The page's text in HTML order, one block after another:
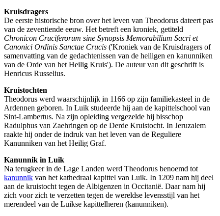
Kruisdragers
De eerste historische bron over het leven van Theodorus dateert pas
van de zeventiende eeuw. Het betreft een kroniek, getiteld
Chronicon Cruciferorum sine Synopsis Memorabilium Sacri et
Canonici Ordinis Sanctae Crucis ('Kroniek van de Kruisdragers of
samenvatting van de gedachtenissen van de heiligen en kanunniken
van de Orde van het Heilig Kruis'). De auteur van dit geschrift is
Henricus Russelius.
Kruistochten
Theodorus werd waarschijnlijk in 1166 op zijn familiekasteel in de
Ardennen geboren. In Luik studeerde hij aan de kapittelschool van
Sint-Lambertus. Na zijn opleiding vergezelde hij bisschop
Radulphus van Zaehringen op de Derde Kruistocht. In Jeruzalem
raakte hij onder de indruk van het leven van de Reguliere
Kanunniken van het Heilig Graf.
Kanunnik in Luik
Na terugkeer in de Lage Landen werd Theodorus benoemd tot
kanunnik van het kathedraal kapittel van Luik. In 1209 nam hij deel
aan de kruistocht tegen de Albigenzen in Occitanië. Daar nam hij
zich voor zich te verzetten tegen de wereldse levensstijl van het
merendeel van de Luikse kapittelheren (kanunniken).